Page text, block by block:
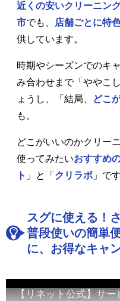
近くの安いクリーニン
市でも、 店舗ごとに特
供しています。
時期やシーズンでのキ
み合わせまで「ややこ
ょうし、「結局、
どこ
も。
どこがいいのかクリー
使ってみたいおすすめ
ト 」と「 クリラボ 」です
スグに使える！
普段使いの簡単
に、お得なキャ